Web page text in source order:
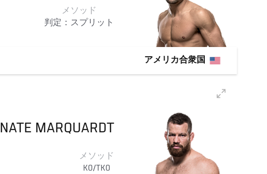
メソッド
判定：スプリット
アメリカ合衆国
NATE MARQUARDT
メソッド
KO/TKO